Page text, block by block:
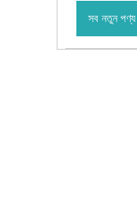
সব নতুন পণ্য